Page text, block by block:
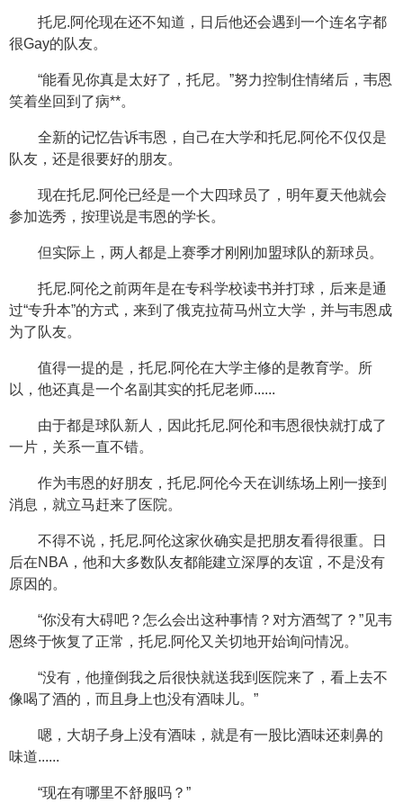
托尼.阿伦现在还不知道，日后他还会遇到一个连名字都
很Gay的队友。
“能看见你真是太好了，托尼。”努力控制住情绪后，韦恩
笑着坐回到了病**。
全新的记忆告诉韦恩，自己在大学和托尼.阿伦不仅仅是
队友，还是很要好的朋友。
现在托尼.阿伦已经是一个大四球员了，明年夏天他就会
参加选秀，按理说是韦恩的学长。
但实际上，两人都是上赛季才刚刚加盟球队的新球员。
托尼.阿伦之前两年是在专科学校读书并打球，后来是通
过“专升本”的方式，来到了俄克拉荷马州立大学，并与韦恩成
为了队友。
值得一提的是，托尼.阿伦在大学主修的是教育学。所
以，他还真是一个名副其实的托尼老师......
由于都是球队新人，因此托尼.阿伦和韦恩很快就打成了
一片，关系一直不错。
作为韦恩的好朋友，托尼.阿伦今天在训练场上刚一接到
消息，就立马赶来了医院。
不得不说，托尼.阿伦这家伙确实是把朋友看得很重。日
后在NBA，他和大多数队友都能建立深厚的友谊，不是没有
原因的。
“你没有大碍吧？怎么会出这种事情？对方酒驾了？”见韦
恩终于恢复了正常，托尼.阿伦又关切地开始询问情况。
“没有，他撞倒我之后很快就送我到医院来了，看上去不
像喝了酒的，而且身上也没有酒味儿。”
嗯，大胡子身上没有酒味，就是有一股比酒味还刺鼻的
味道......
“现在有哪里不舒服吗？”